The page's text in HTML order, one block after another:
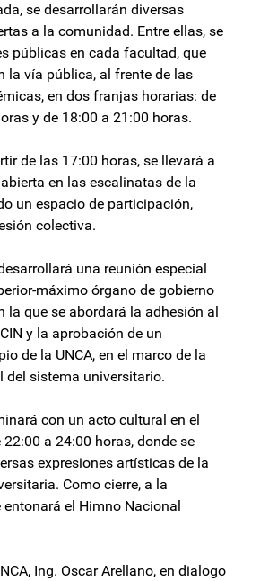
se desarrollarán diversas
a la comunidad. Entre ellas, se
públicas en cada facultad, que
la vía pública, al frente de las
en dos franjas horarias: de
y de 18:00 a 21:00 horas.
de las 17:00 horas, se llevará a
en las escalinatas de la
un espacio de participación,
colectiva.
una reunión especial
máximo órgano de gobierno
la que se abordará la adhesión al
y la aprobación de un
de la UNCA, en el marco de la
del sistema universitario.
con un acto cultural en el
a 24:00 horas, donde se
expresiones artísticas de la
Como cierre, a la
entonará el Himno Nacional
Ing. Oscar Arellano, en dialogo